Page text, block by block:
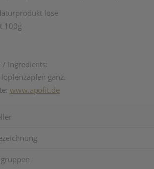
lose
100g
/ Ingredients:
ganz.
www.apofit.de